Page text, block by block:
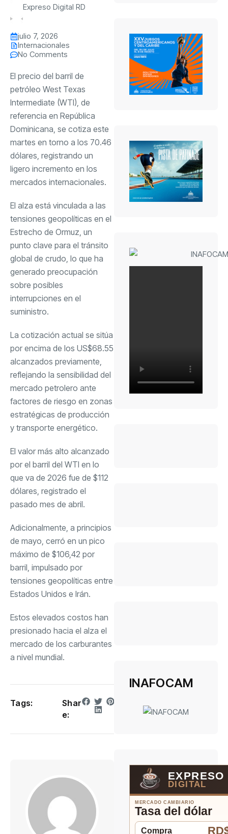
Expreso Digital RD
julio 7, 2026
Internacionales
No Comments
El precio del barril de
petróleo West Texas
Intermediate (WTI), de
referencia en República
Dominicana, se cotiza este
martes en torno a los 70.46
dólares, registrando un
ligero incremento en los
mercados internacionales.
El alza está vinculada a las
tensiones geopolíticas en el
Estrecho de Ormuz, un
punto clave para el tránsito
global de crudo, lo que ha
generado preocupación
sobre posibles
interrupciones en el
suministro.
La cotización actual se sitúa
por encima de los US$68.55
alcanzados previamente,
reflejando la sensibilidad del
mercado petrolero ante
factores de riesgo en zonas
estratégicas de producción
y transporte energético.
El valor más alto alcanzado
por el barril del WTI en lo
que va de 2026 fue de $112
dólares, registrado el
pasado mes de abril.
Adicionalmente, a principios
de mayo, cerró en un pico
máximo de $106,42 por
barril, impulsado por
tensiones geopolíticas entre
Estados Unidos e Irán.
Estos elevados costos han
presionado hacia el alza el
mercado de los carburantes
a nivel mundial.
Tags:
Shar
e:
INAFOCAM
EXPRESO
DIGITAL
MERCADO CAMBIARIO
Tasa del dólar
Compra